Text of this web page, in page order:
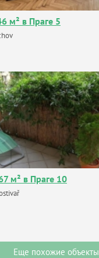
м² в Праге 5
м² в Праге 10
Еще похожие объекты